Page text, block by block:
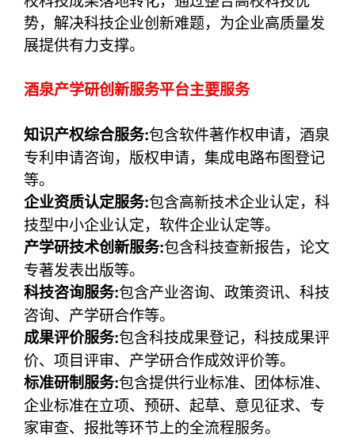
势，解决科技企业创新难题，为企业高质量发
展提供有力支撑。
酒泉产学研创新服务平台主要服务
知识产权综合服务:包含软件著作权申请，酒泉
专利申请咨询，版权申请，集成电路布图登记
等。
企业资质认定服务:包含高新技术企业认定，科
技型中小企业认定，软件企业认定等。
产学研技术创新服务:包含科技查新报告，论文
专著发表出版等。
科技咨询服务:包含产业咨询、政策资讯、科技
咨询、产学研合作等。
成果评价服务:包含科技成果登记，科技成果评
价、项目评审、产学研合作成效评价等。
标准研制服务:包含提供行业标准、团体标准、
企业标准在立项、预研、起草、意见征求、专
家审查、报批等环节上的全流程服务。